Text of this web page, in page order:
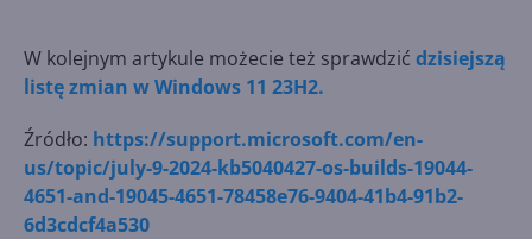
W kolejnym artykule możecie też sprawdzić dzisiejszą
listę zmian w Windows 11 23H2.
Źródło: https://support.microsoft.com/en-
us/topic/july-9-2024-kb5040427-os-builds-19044-
4651-and-19045-4651-78458e76-9404-41b4-91b2-
6d3cdcf4a530